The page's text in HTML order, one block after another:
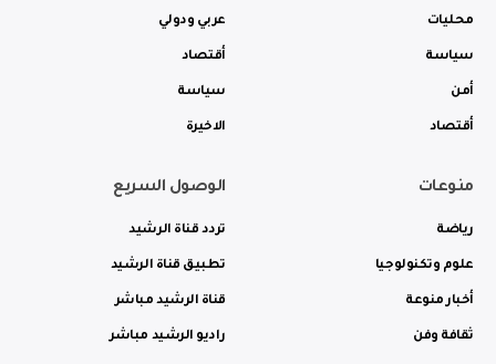
محليات
سياسة
أمن
أقتصاد
عربي ودولي
أقتصاد
سياسة
الاخيرة
منوعات
رياضة
علوم وتكنولوجيا
أخبار منوعة
ثقافة وفن
الوصول السريع
تردد قناة الرشيد
تطبيق قناة الرشيد
قناة الرشيد مباشر
راديو الرشيد مباشر